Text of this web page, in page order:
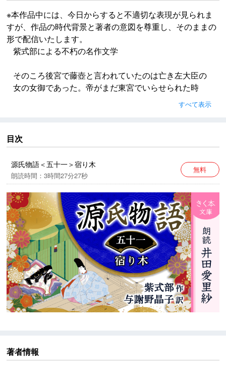
※本作品中には、今日からすると不適切な表現が見られま
すが、作品の時代背景と著者の意図を尊重し、そのままの
形で配信いたします。
紫式部による不朽の名作文学
そのころ後宮で藤壺と言われていたのは亡き左大臣の
女の女御であった。帝がまだ東宮でいらせられた時
に、最も初めに上がった人であったから、親しみをお
持ちになることは殊に深くて、御愛情はお持ちになる
もなくて歳月がたつうちに、中宮のほうには宮たちも
多くおできになって、それぞれごりっぱにおなりあそ
ばされたにもかかわらず、この女御は内親王をお一人
お生みすることができただけであった。
※本作品中には、今日からすると不適切な表現が見られ
ますが、作品の時代背景と著者の意図を尊重し、その
ままの形で配信いたします。
すべて表示
目次
源氏物語＜五十一＞宿り木
朗読時間：3時間27分27秒
無料
著者情報